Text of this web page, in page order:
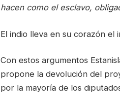
hacen como el esclavo,
El indio lleva en su corazón el
Con estos argumentos
propone la devolución del
por la mayoría de los